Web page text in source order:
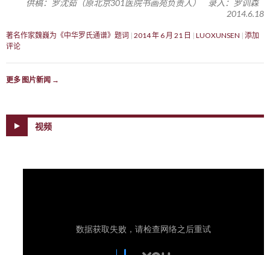
供稿：罗沈茹（原北京301医院书画苑负责人） 录入：罗训森
2014.6.18
著名作家魏巍为《中华罗氏通谱》题词 2014 年 6 月 21 日 LUOXUNSEN 添加
评论
更多 图片新闻 →
视频